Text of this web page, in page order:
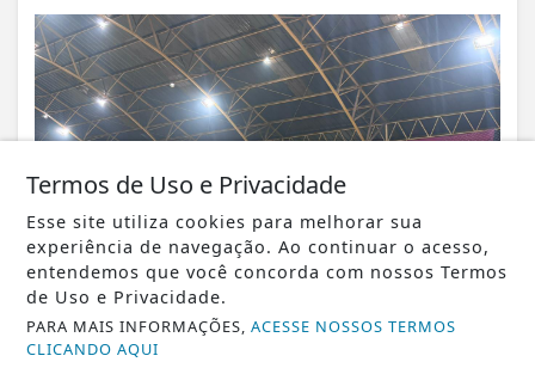
Termos de Uso e Privacidade
Esse site utiliza cookies para melhorar sua
experiência de navegação. Ao continuar o acesso,
entendemos que você concorda com nossos Termos
de Uso e Privacidade.
PARA MAIS INFORMAÇÕES,ACESSE NOSSOS TERMOS
CLICANDO AQUI